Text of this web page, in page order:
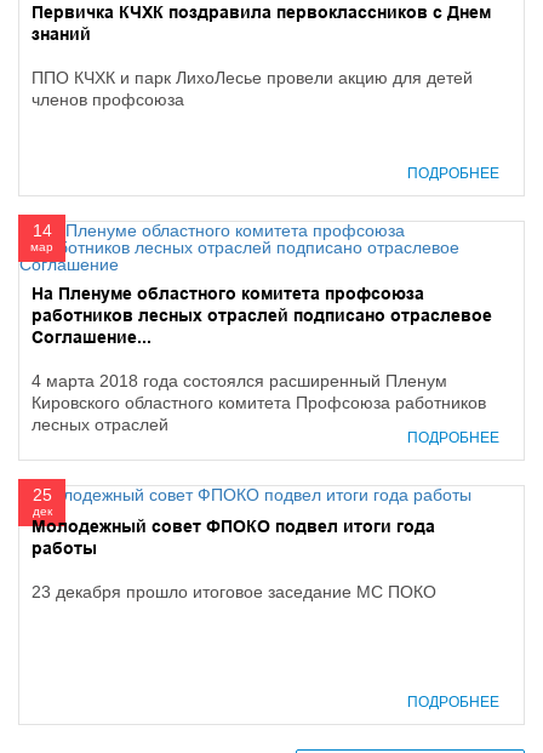
Первичка КЧХК поздравила первоклассников с Днем
знаний
ППО КЧХК и парк ЛихоЛесье провели акцию для детей
членов профсоюза
ПОДРОБНЕЕ
14
мар
На Пленуме областного комитета профсоюза
работников лесных отраслей подписано отраслевое
Соглашение...
4 марта 2018 года состоялся расширенный Пленум
Кировского областного комитета Профсоюза работников
лесных отраслей
ПОДРОБНЕЕ
25
дек
Молодежный совет ФПОКО подвел итоги года
работы
23 декабря прошло итоговое заседание МС ПОКО
ПОДРОБНЕЕ